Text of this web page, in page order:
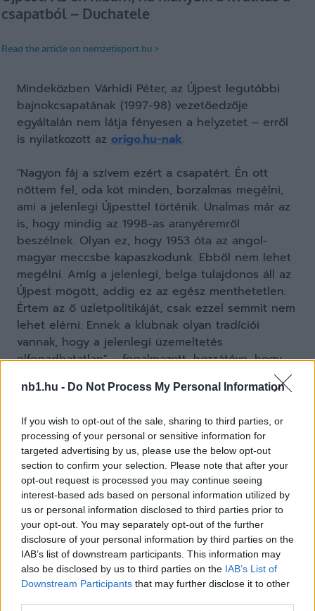
nb1.hu - Do Not Process My Personal Information
If you wish to opt-out of the sale, sharing to third parties, or
processing of your personal or sensitive information for
targeted advertising by us, please use the below opt-out
section to confirm your selection. Please note that after your
opt-out request is processed you may continue seeing
interest-based ads based on personal information utilized by
us or personal information disclosed to third parties prior to
your opt-out. You may separately opt-out of the further
disclosure of your personal information by third parties on the
IAB’s list of downstream participants. This information may
also be disclosed by us to third parties on the IAB’s List of
Downstream Participants that may further disclose it to other
Mindeközben Várhidi Péter, az Újpest legutóbbi
bajnokcsapatának (1997-98) vezetőedzője
egyáltalán nem látja fényesen a helyzetet – erről
is nyilatkozott az origo.hu-nak.
"Nagyon fáj a szívem ezért a csapatért. Én ott
nőttem fel, oda köt minden, borzalmas megélni,
ami a jelenlegi Újpesttel történik. Unalmas már az
is, hogy mindig az 1998-as aranyéremről
beszélnek. Olyan ez, hogy 1953 óta az angol-
magyar meccsbe kapaszkodunk. Ebből nem lehet
megélni. Amíg a jelenlegi, belga tulajdonos áll az
Újpest mögött, addig ez az egész menthetetlen.
Értem az ő üzletpolitikáját, csak ezzel semmit nem
lehet elérni. Ennek a klubnak olyan tradíciói
vannak, hogy a jelenlegi üzemeltetés
elfogadhatatlan" – fogalmazott, hozzátéve, hogy
mint ahogy egy esetleges NB II-be való kiesést is